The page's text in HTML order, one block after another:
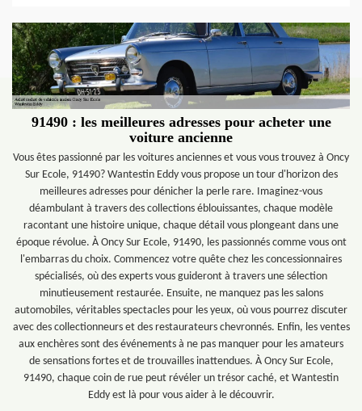
91490 : les meilleures adresses pour acheter une
voiture ancienne
Vous êtes passionné par les voitures anciennes et vous vous trouvez à Oncy
Sur Ecole, 91490? Wantestin Eddy vous propose un tour d'horizon des
meilleures adresses pour dénicher la perle rare. Imaginez-vous
déambulant à travers des collections éblouissantes, chaque modèle
racontant une histoire unique, chaque détail vous plongeant dans une
époque révolue. À Oncy Sur Ecole, 91490, les passionnés comme vous ont
l'embarras du choix. Commencez votre quête chez les concessionnaires
spécialisés, où des experts vous guideront à travers une sélection
minutieusement restaurée. Ensuite, ne manquez pas les salons
automobiles, véritables spectacles pour les yeux, où vous pourrez discuter
avec des collectionneurs et des restaurateurs chevronnés. Enfin, les ventes
aux enchères sont des événements à ne pas manquer pour les amateurs
de sensations fortes et de trouvailles inattendues. À Oncy Sur Ecole,
91490, chaque coin de rue peut révéler un trésor caché, et Wantestin
Eddy est là pour vous aider à le découvrir.